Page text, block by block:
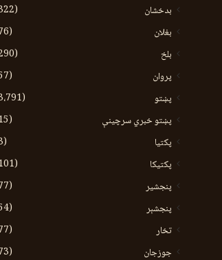
بدخشان
(322)
بغلان
(76)
بلخ
(290)
پروان
(57)
پښتو
(3،791)
پښتو خبري سرچينې
(15)
پکتيا
(3)
پکتیکا
(101)
پنجشیر
(77)
پنجشېر
(54)
تخار
(77)
جوزجان
(73)